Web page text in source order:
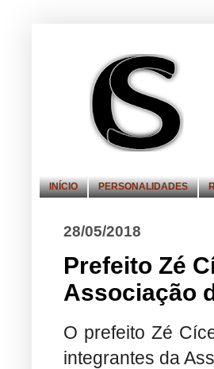
INÍCIO PERSONALIDADES
28/05/2018
Prefeito Zé
Associação
O prefeito Zé
integrantes da